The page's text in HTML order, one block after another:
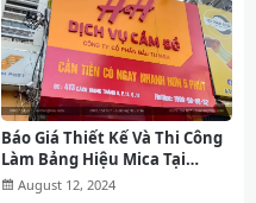
Báo Giá Thiết Kế Và Thi Công
Làm Bảng Hiệu Mica Tại
Tp.HCM
August 12, 2024